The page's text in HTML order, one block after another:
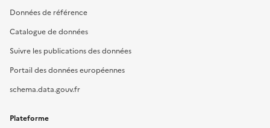
Données de référence
Catalogue de données
Suivre les publications des données
Portail des données européennes
schema.data.gouv.fr
Plateforme